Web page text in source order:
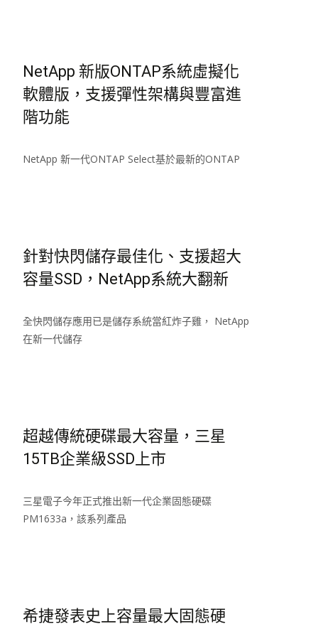
NetApp 新版ONTAP系統虛擬化
軟體版，支援彈性架構與豐富進
階功能
NetApp 新一代ONTAP Select基於最新的ONTAP
針對快閃儲存最佳化、支援超大
容量SSD，NetApp系統大翻新
全快閃儲存應用已是儲存系統當紅炸子雞， NetApp
在新一代儲存
超越傳統硬碟最大容量，三星
15TB企業級SSD上市
三星電子今年正式推出新一代企業固態硬碟
PM1633a，該系列產品
希捷發表史上容量最大固態硬